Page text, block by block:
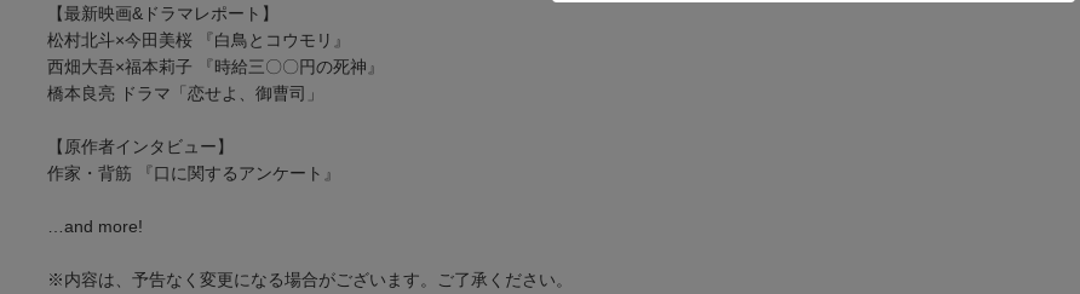
【最新映画&ドラマレポート】
松村北斗×今田美桜 『白鳥とコウモリ』
西畑大吾×福本莉子 『時給三〇〇円の死神』
橋本良亮 ドラマ「恋せよ、御曹司」
【原作者インタビュー】
作家・背筋 『口に関するアンケート』
…and more!
※内容は、予告なく変更になる場合がございます。ご了承ください。